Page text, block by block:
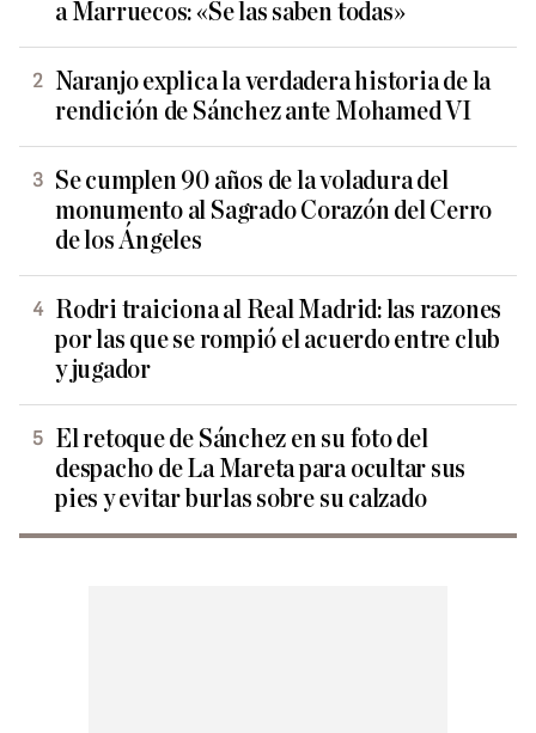
a Marruecos: «Se las saben todas»
Naranjo explica la verdadera historia de la
rendición de Sánchez ante Mohamed VI
Se cumplen 90 años de la voladura del
monumento al Sagrado Corazón del Cerro
de los Ángeles
Rodri traiciona al Real Madrid: las razones
por las que se rompió el acuerdo entre club
y jugador
El retoque de Sánchez en su foto del
despacho de La Mareta para ocultar sus
pies y evitar burlas sobre su calzado